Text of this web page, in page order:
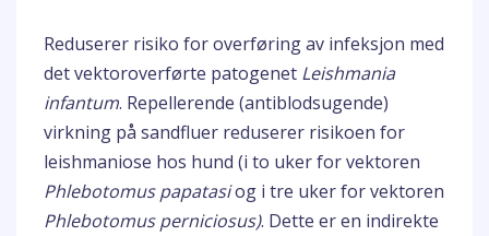
Reduserer risiko for overføring av infeksjon med
det vektoroverførte patogenet Leishmania
infantum. Repellerende (antiblodsugende)
virkning på sandfluer reduserer risikoen for
leishmaniose hos hund (i to uker for vektoren
Phlebotomus papatasiog i tre uker for vektoren
Phlebotomus perniciosus). Dette er en indirekte